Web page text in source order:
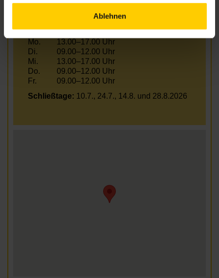
Ablehnen
Telefonische Erreichbarkeit
Mo.
13.00–17.00 Uhr
Di.
09.00–12.00 Uhr
Mi.
13.00–17.00 Uhr
Do.
09.00–12.00 Uhr
Fr.
09.00–12.00 Uhr
Schließtage: 10.7., 24.7., 14.8. und 28.8.2026